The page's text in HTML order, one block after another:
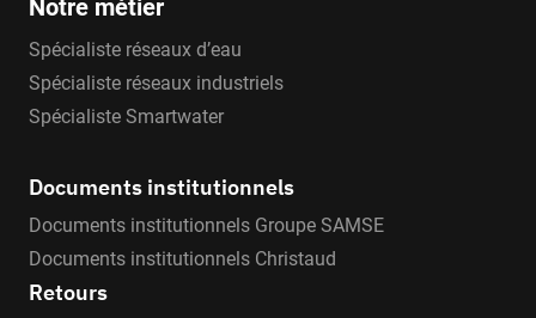
Spécialiste réseaux d’eau
Spécialiste réseaux industriels
Spécialiste Smartwater
Documents institutionnels
Documents institutionnels Groupe SAMSE
Documents institutionnels Christaud
Retours